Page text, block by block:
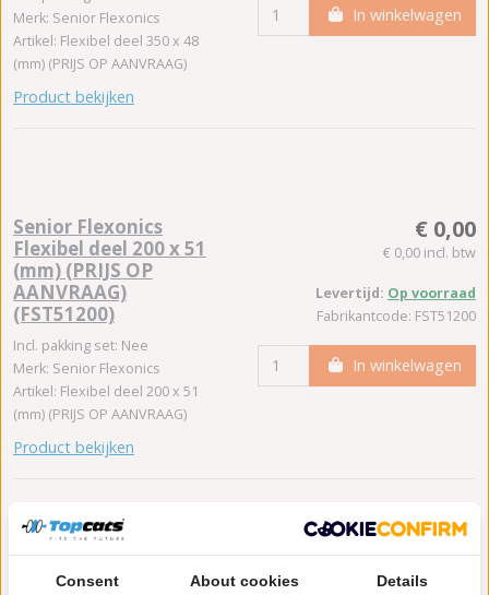
Merk: Senior Flexonics
Artikel: Flexibel deel 350 x 48
(mm) (PRIJS OP AANVRAAG)
Product bekijken
In winkelwagen
Senior Flexonics
Flexibel deel 200 x 51
(mm) (PRIJS OP
AANVRAAG)
(FST51200)
Incl. pakking set: Nee
Merk: Senior Flexonics
Artikel: Flexibel deel 200 x 51
(mm) (PRIJS OP AANVRAAG)
Product bekijken
€ 0,00
€ 0,00 incl. btw
Levertijd: Op voorraad
Fabrikantcode: FST51200
In winkelwagen
Senior Flexonics
€ 0,00
Consent About cookies Details